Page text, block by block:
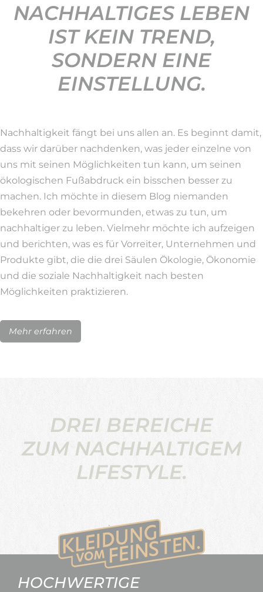
NACHHALTIGES LEBEN
IST KEIN TREND,
SONDERN EINE
EINSTELLUNG.
Nachhaltigkeit fängt bei uns allen an. Es beginnt damit,
dass wir darüber nachdenken, was jeder einzelne von
uns mit seinen Möglichkeiten tun kann, um seinen
ökologischen Fußabdruck ein bisschen besser zu
machen. Ich möchte in diesem Blog niemanden
bekehren oder bevormunden, etwas zu tun, um
nachhaltiger zu leben. Vielmehr möchte ich aufzeigen
und berichten, was es für Vorreiter, Unternehmen und
Produkte gibt, die die drei Säulen Ökologie, Ökonomie
und die soziale Nachhaltigkeit nach besten
Möglichkeiten praktizieren.
Mehr erfahren
DREI BEREICHE
ZUM NACHHALTIGEM
LIFESTYLE.
HOCHWERTIGE